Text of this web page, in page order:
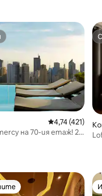
Средна
4,74 (421)
на 70-ия етаж! 2